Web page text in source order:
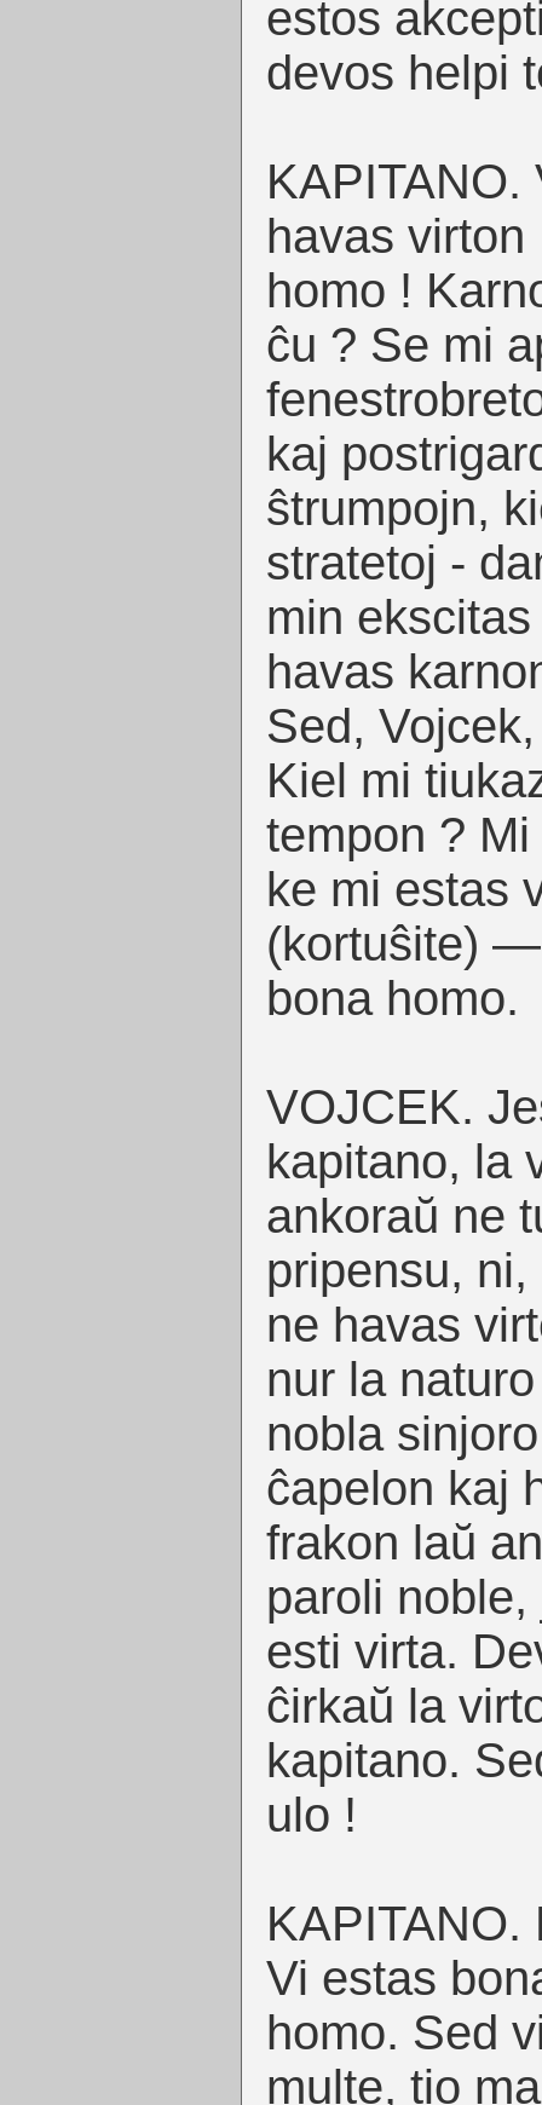
estos
devos helpi
KAPITANO.
havas
homo !
ĉu ? Se mi
kaj
ŝtrumpojn,
stratetoj -
min
havas
Sed,
Kiel mi
tempon ?
ke mi estas
(kortuŝite)
bona homo.
VOJCEK.
kapitano, la
ankoraŭ ne
pripensu,
ne havas
nur la
nobla
ĉapelon kaj
frakon laŭ
paroli
esti virta.
ĉirkaŭ la
kapitano.
ulo !
KAPITANO.
Vi estas
homo. Sed
multe, tio